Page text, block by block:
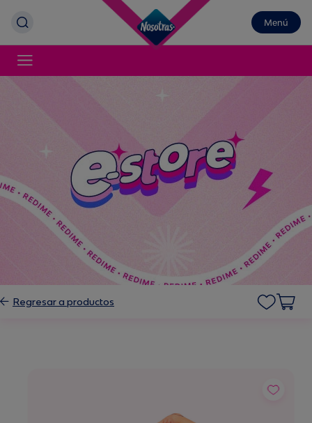
Menú
Regresar a productos